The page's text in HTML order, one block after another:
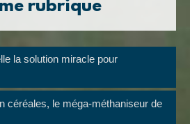
rubrique
la solution miracle pour
céréales, le méga-méthaniseur de